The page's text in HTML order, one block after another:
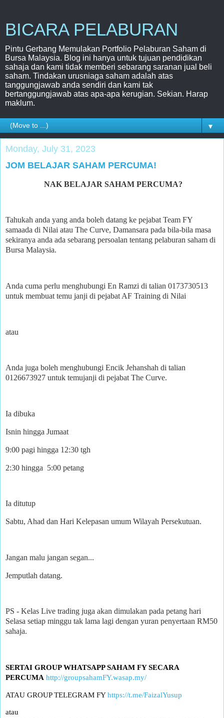
BICARA PELABURAN
Pintu Gerbang Memulakan Portfolio Pelaburan Saham di
Bursa Malaysia. Blog ini hanya untuk tujuan pendidikan
sahaja dan kami tidak memberi sebarang saranan jual beli
saham. Tindakan urusniaga saham adalah atas
tanggungjawab anda sendiri dan kami tak
bertanggungjawab atas apa-apa kerugian. Sekian. Harap
maklum.
▼
Monday, July 31, 2023
JOM BELAJAR SAHAM PERCUMA!
NAK BELAJAR SAHAM PERCUMA?
Tahukah anda yang anda boleh datang ke pejabat Team FY
samaada di Nilai atau The Curve, Damansara pada bila-bila masa
sekiranya anda ada sebarang persoalan tentang pelaburan saham di
Bursa Malaysia.
Anda cuma perlu menghubungi En Ramzi di talian 0173730513
untuk membuat temu janji di pejabat AF Training di Nilai
atau
Anda juga boleh menghubungi Encik Jehanshah di talian
0126673927 untuk temujanji di pejabat The Curve.
Ia dibuka
Isnin hingga Jumaat
9:00 pagi hingga 12:30 tgh
2:30 hingga 5:00 petang
Ia ditutup
Sabtu, Ahad dan Hari Kelepasan umum Wilayah Persekutuan.
Jangan malu jangan segan...
Jemputlah datang.
PS - Kelas Live trading juga akan dimulakan pada petang hari
Selasa setiap minggu tak lama lagi dengan yuran penyertaan RM50
sahaja.
SERTAI GROUP WHATSAPP SAHAM FY SECARA
PERCUMA http://groupsahamFY.wasap.my/
ATAU GROUP TELEGRAM FYhttps://t.me/FaizalYusup
atau